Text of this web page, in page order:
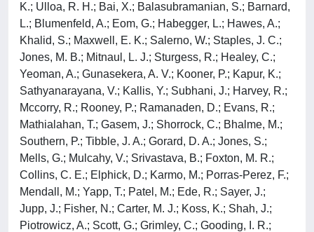
K.; Ulloa, R. H.; Bai, X.; Balasubramanian, S.; Barnard,
L.; Blumenfeld, A.; Eom, G.; Habegger, L.; Hawes, A.;
Khalid, S.; Maxwell, E. K.; Salerno, W.; Staples, J. C.;
Jones, M. B.; Mitnaul, L. J.; Sturgess, R.; Healey, C.;
Yeoman, A.; Gunasekera, A. V.; Kooner, P.; Kapur, K.;
Sathyanarayana, V.; Kallis, Y.; Subhani, J.; Harvey, R.;
Mccorry, R.; Rooney, P.; Ramanaden, D.; Evans, R.;
Mathialahan, T.; Gasem, J.; Shorrock, C.; Bhalme, M.;
Southern, P.; Tibble, J. A.; Gorard, D. A.; Jones, S.;
Mells, G.; Mulcahy, V.; Srivastava, B.; Foxton, M. R.;
Collins, C. E.; Elphick, D.; Karmo, M.; Porras-Perez, F.;
Mendall, M.; Yapp, T.; Patel, M.; Ede, R.; Sayer, J.;
Jupp, J.; Fisher, N.; Carter, M. J.; Koss, K.; Shah, J.;
Piotrowicz, A.; Scott, G.; Grimley, C.; Gooding, I. R.;